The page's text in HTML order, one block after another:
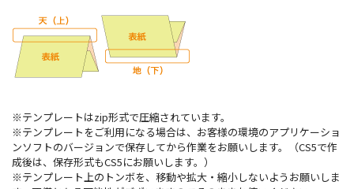
※テンプレートはzip形式で圧縮されています。
※テンプレートをご利用になる場合は、お客様の環境のアプリケーショ
ンソフトのバージョンで保存してから作業をお願いします。（CS5で作
成後は、保存形式もCS5にお願いします。）
※テンプレート上のトンボを、移動や拡大・縮小しないようお願いしま